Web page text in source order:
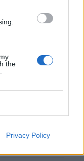
the
Privacy Policy
ηλεκτρική
2026 με
ευρώ